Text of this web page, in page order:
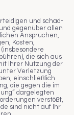
und schad-
gegenüber allen
Ansprüchen,
Kosten,
die sich aus
Ihrer Nutzung der
Verletzung
einschließlich
die gegen die im
dargelegten
verstößt,
sind nicht auf Ihr